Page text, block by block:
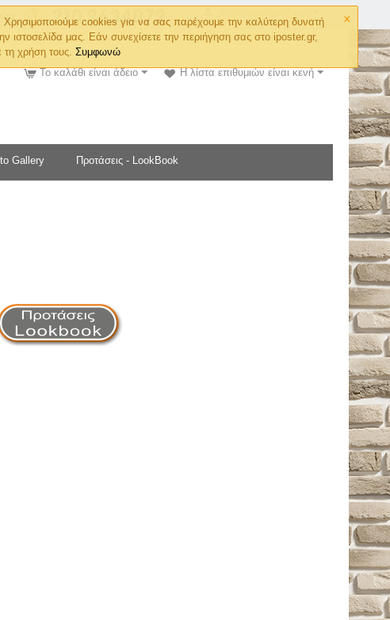
×
Χρησιμοποιούμε cookies για να σας παρέχουμε την καλύτερη δυνατή
ιστοσελίδα μας. Εάν συνεχίσετε την περιήγηση σας στο iposter.gr,
τη χρήση τους.Συμφωνώ
Η λίστα επιθυμιών είναι κενή
Το καλάθι είναι άδειο
Gallery Προτάσεις - LookBook